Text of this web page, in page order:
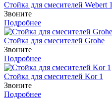
Стойка для смесителей Webert 1
Звоните
Подробнее
Стойка для смесителей Grohe
Звоните
Подробнее
Стойка для смесителей Kor 1
Звоните
Подробнее